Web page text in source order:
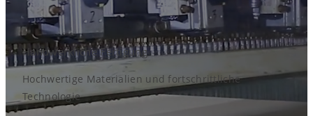
Handwerkliche Fertigung
Hochwertige Materialien und fortschrittliche
Technologie